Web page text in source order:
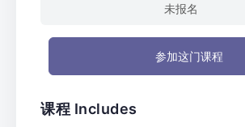
未报名
参加这门课程
课程 Includes